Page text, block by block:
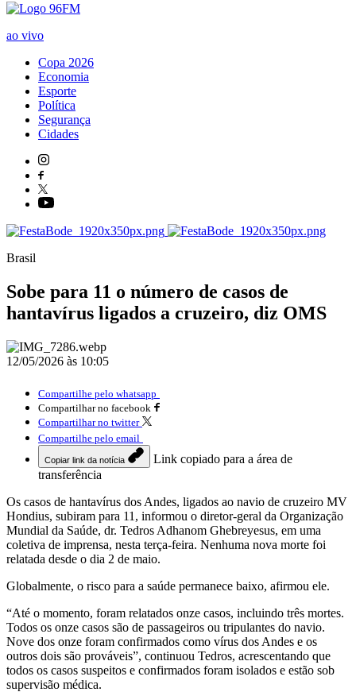
ao vivo
Copa 2026
Economia
Esporte
Política
Segurança
Cidades
Brasil
Sobe para 11 o número de casos de
hantavírus ligados a cruzeiro, diz OMS
12/05/2026 às 10:05
Compartilhe pelo whatsapp
Compartilhar no facebook
Compartilhar no twitter
Compartilhe pelo email
Copiar link da notícia
Link copiado para a área de
transferência
Os casos de hantavírus dos Andes, ligados ao navio de cruzeiro MV
Hondius, subiram para 11, informou o diretor-geral da Organização
Mundial da Saúde, dr. Tedros Adhanom Ghebreyesus, em uma
coletiva de imprensa, nesta terça-feira. Nenhuma nova morte foi
relatada desde o dia 2 de maio.
Globalmente, o risco para a saúde permanece baixo, afirmou ele.
“Até o momento, foram relatados onze casos, incluindo três mortes.
Todos os onze casos são de passageiros ou tripulantes do navio.
Nove dos onze foram confirmados como vírus dos Andes e os
outros dois são prováveis”, continuou Tedros, acrescentando que
todos os casos suspeitos e confirmados foram isolados e estão sob
supervisão médica.